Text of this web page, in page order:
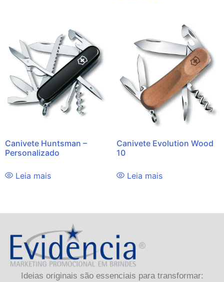
Canivete Huntsman –
Personalizado
Leia mais
Canivete Evolution Wood
10
Leia mais
Ideias originais são essenciais para transformar: